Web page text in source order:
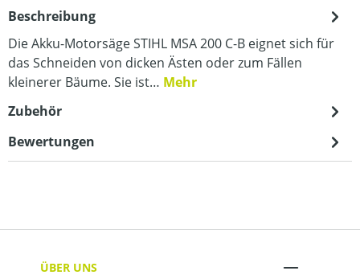
Beschreibung
Die Akku-Motorsäge STIHL MSA 200 C-B eignet sich für
das Schneiden von dicken Ästen oder zum Fällen
kleinerer Bäume. Sie ist… Mehr
Zubehör
Bewertungen
ÜBER UNS